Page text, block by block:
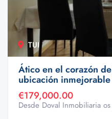
TUI
Ático en el corazón
ubicación
€179,000.00
Desde Doval Inmobiliaria